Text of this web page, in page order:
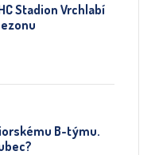
Stadion Vrchlabí
B-týmu.